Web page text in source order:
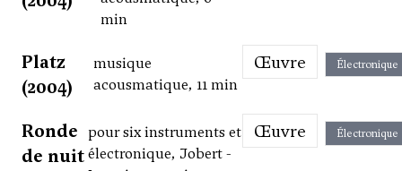
min
Platz
(2004)
musique
acousmatique, 11 min
Œuvre Électronique
Ronde
de nuit
pour six instruments et
électronique, Jobert -
Œuvre Électronique